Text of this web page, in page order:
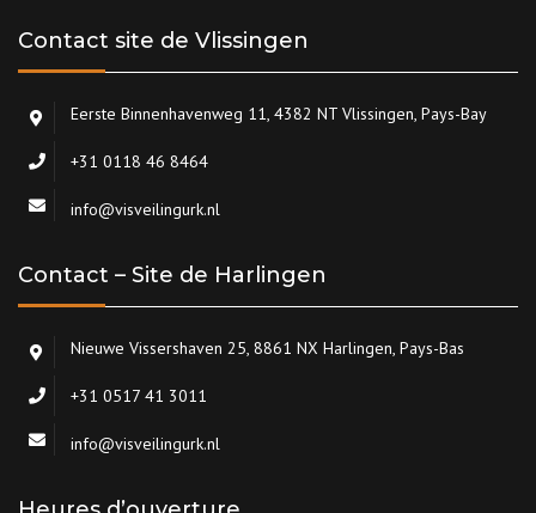
Contact site de Vlissingen
Eerste Binnenhavenweg 11, 4382 NT Vlissingen, Pays-Bay
+31 0118 46 8464
info@visveilingurk.nl
Contact – Site de Harlingen
Nieuwe Vissershaven 25, 8861 NX Harlingen, Pays-Bas
+31 0517 41 3011
info@visveilingurk.nl